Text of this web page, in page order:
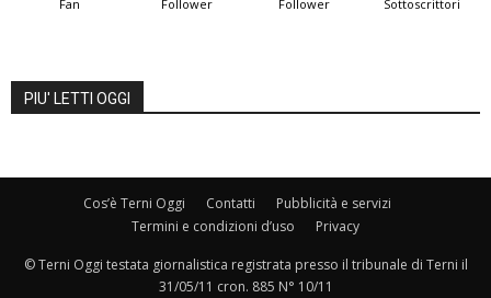
Fan Follower Follower Sottoscrittori
PIU' LETTI OGGI
Cos’è Terni Oggi Contatti
Pubblicità e servizi
Termini e condizioni d’uso
Privacy
© Terni Oggi testata giornalistica registrata presso il tribunale di Terni il
31/05/11 cron. 885 N° 10/11